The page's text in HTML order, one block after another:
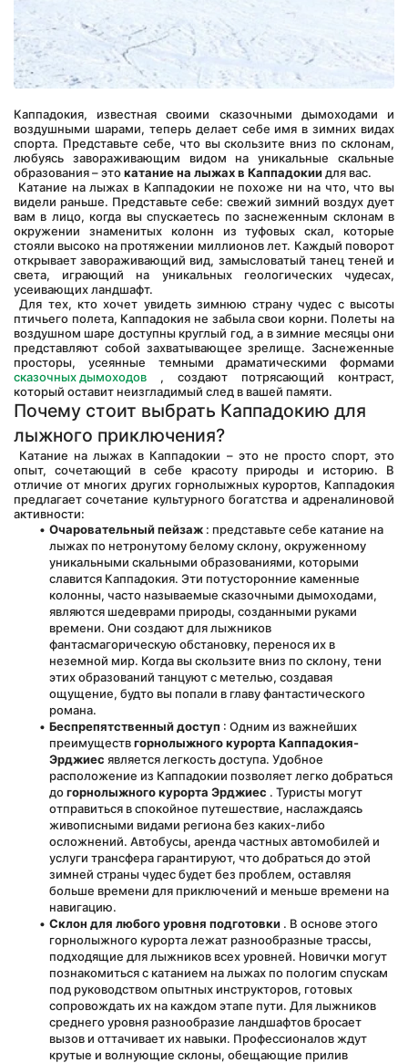
Каппадокия, известная своими сказочными дымоходами и
воздушными шарами, теперь делает себе имя в зимних видах
спорта. Представьте себе, что вы скользите вниз по склонам,
любуясь завораживающим видом на уникальные скальные
образования – это катание на лыжах в Каппадокии для вас.
видели раньше. Представьте себе: свежий зимний воздух дует
вам в лицо, когда вы спускаетесь по заснеженным склонам в
окружении знаменитых колонн из туфовых скал, которые
стояли высоко на протяжении миллионов лет. Каждый поворот
открывает завораживающий вид, замысловатый танец теней и
света, играющий на уникальных геологических чудесах,
усеивающих ландшафт.
Для тех, кто хочет увидеть зимнюю страну чудес с высоты
птичьего полета, Каппадокия не забыла свои корни. Полеты на
воздушном шаре доступны круглый год, а в зимние месяцы они
представляют собой захватывающее зрелище. Заснеженные
просторы, усеянные темными драматическими формами
сказочных дымоходов , создают потрясающий контраст,
который оставит неизгладимый след в вашей памяти.
Почему стоит выбрать Каппадокию для
лыжного приключения?
опыт, сочетающий в себе красоту природы и историю. В
отличие от многих других горнолыжных курортов, Каппадокия
предлагает сочетание культурного богатства и адреналиновой
активности:
Очаровательный пейзаж : представьте себе катание на
лыжах по нетронутому белому склону, окруженному
уникальными скальными образованиями, которыми
славится Каппадокия. Эти потусторонние каменные
колонны, часто называемые сказочными дымоходами,
являются шедеврами природы, созданными руками
времени. Они создают для лыжников
фантасмагорическую обстановку, перенося их в
неземной мир. Когда вы скользите вниз по склону, тени
этих образований танцуют с метелью, создавая
ощущение, будто вы попали в главу фантастического
романа.
Беспрепятственный доступ : Одним из важнейших
преимуществ горнолыжного курорта Каппадокия-
Эрджиес является легкость доступа. Удобное
расположение из Каппадокии позволяет легко добраться
до горнолыжного курорта Эрджиес . Туристы могут
отправиться в спокойное путешествие, наслаждаясь
живописными видами региона без каких-либо
осложнений. Автобусы, аренда частных автомобилей и
услуги трансфера гарантируют, что добраться до этой
зимней страны чудес будет без проблем, оставляя
больше времени для приключений и меньше времени на
навигацию.
Склон для любого уровня подготовки . В основе этого
горнолыжного курорта лежат разнообразные трассы,
подходящие для лыжников всех уровней. Новички могут
познакомиться с катанием на лыжах по пологим спускам
под руководством опытных инструкторов, готовых
сопровождать их на каждом этапе пути. Для лыжников
среднего уровня разнообразие ландшафтов бросает
вызов и оттачивает их навыки. Профессионалов ждут
крутые и волнующие склоны, обещающие прилив